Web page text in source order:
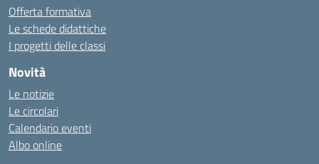
Offerta formativa
Le schede didattiche
I progetti delle classi
Novità
Le notizie
Le circolari
Calendario eventi
Albo online